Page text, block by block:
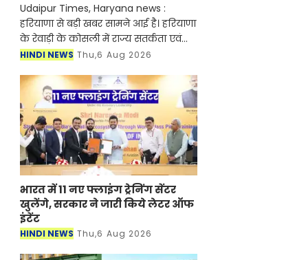
Udaipur Times, Haryana news :
हरियाणा से बड़ी खबर सामने आई है। हरियाणा
के रेवाड़ी के कोसली में राज्य सतर्कता एवं
भ्रष्टाचार निरोधक ब्यूरो (SV&ACB) ने बड़ी
रुपए की र
HINDI NEWS Thu,6 Aug 2026
भारत में 11 नए फ्लाइंग ट्रेनिंग सेंटर
खुलेंगे, सरकार ने जारी किये लेटर ऑफ
इंटेंट
HINDI NEWS Thu,6 Aug 2026